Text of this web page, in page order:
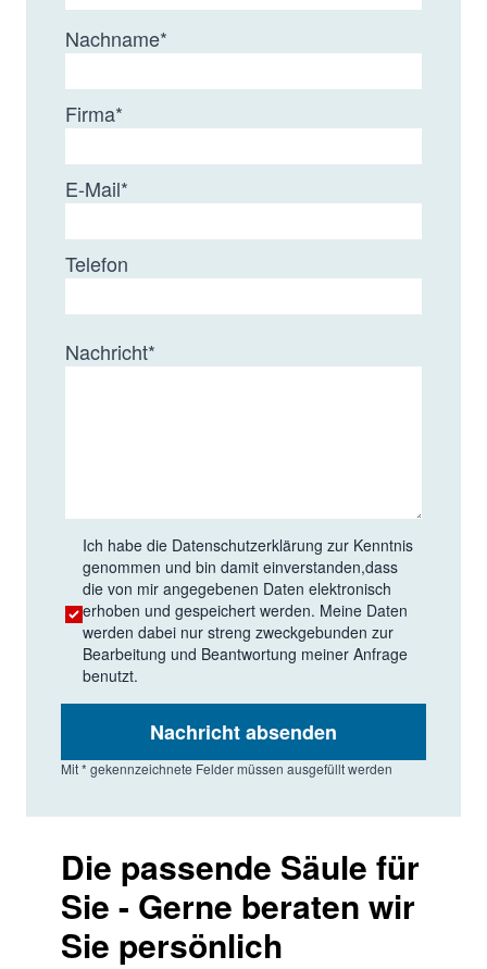
Nachname*
Firma*
E-Mail*
Telefon
Nachricht*
Ich habe die Datenschutzerklärung zur Kenntnis
genommen und bin damit einverstanden,dass
die von mir angegebenen Daten elektronisch
erhoben und gespeichert werden. Meine Daten
werden dabei nur streng zweckgebunden zur
Bearbeitung und Beantwortung meiner Anfrage
benutzt.
Nachricht absenden
Mit * gekennzeichnete Felder müssen ausgefüllt werden
Die passende Säule für
Sie - Gerne beraten wir
Sie persönlich